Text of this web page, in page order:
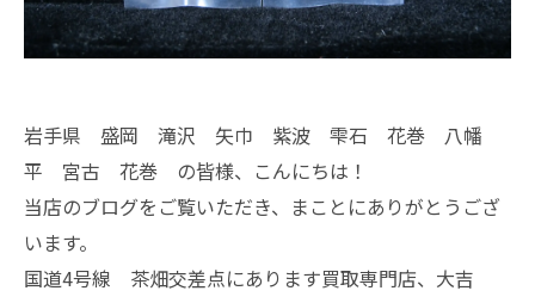
岩手県 盛岡 滝沢 矢巾 紫波 雫石 花巻 八幡
平 宮古 花巻 の皆様、こんにちは！
当店のブログをご覧いただき、まことにありがとうござ
います。
国道4号線 茶畑交差点にあります買取専門店、大吉